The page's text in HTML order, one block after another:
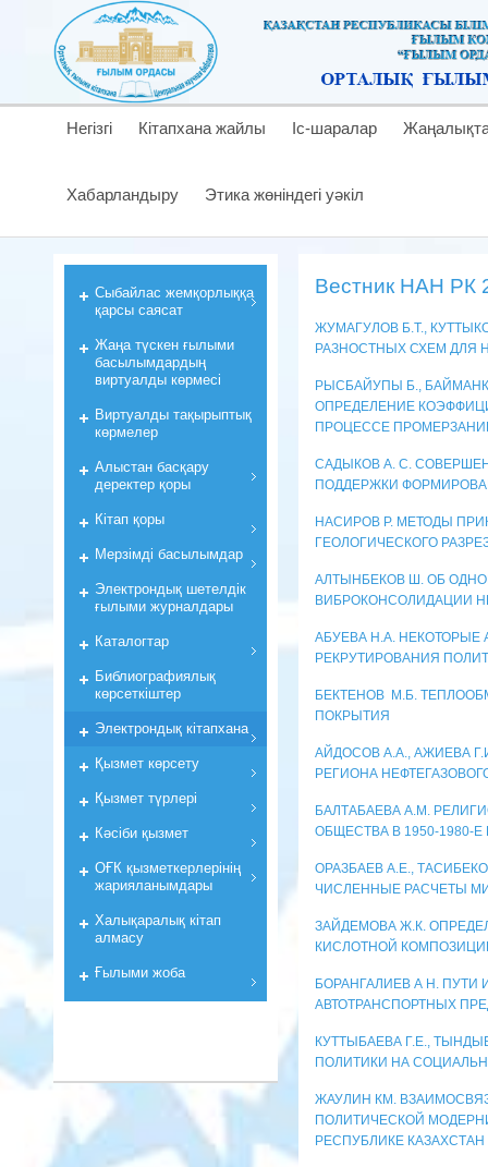
Негізгі Кітапхана жайлы Іс-шаралар
Хабарландыру Этика жөніндегі уәкіл
Вестник НАН РК
ЖУМАГУЛОВ Б.Т.,
РАЗНОСТНЫХ СХЕМ ДЛЯ
РЫСБАЙУПЫ Б.,
ОПРЕДЕЛЕНИЕ
ПРОЦЕССЕ
САДЫКОВ А. С.
ПОДДЕРЖКИ
НАСИРОВ Р. МЕТОДЫ
ГЕОЛОГИЧЕСКОГО
АЛТЫНБЕКОВ Ш. ОБ
ВИБРОКОНСОЛИДАЦИИ
АБУЕВА Н.А.
РЕКРУТИРОВАНИЯ
БЕКТЕНОВ М.Б.
ПОКРЫТИЯ
АЙДОСОВ А.А., АЖИЕВА
РЕГИОНА
БАЛТАБАЕВА А.М.
ОБЩЕСТВА В 1950-1980-Е
ОРАЗБАЕВ А.Е.,
ЧИСЛЕННЫЕ РАСЧЕТЫ
ЗАЙДЕМОВА Ж.К.
КИСЛОТНОЙ
БОРАНГАЛИЕВ А Н.
АВТОТРАНСПОРТНЫХ
КУТТЫБАЕВА Г.Е.,
ПОЛИТИКИ НА
ЖАУЛИН КМ.
ПОЛИТИЧЕСКОЙ
РЕСПУБЛИКЕ КАЗАХСТАН
Cыбайлас жемқорлыққа
қарсы саясат
Жаңа түскен ғылыми
басылымдардың
виртуалды көрмесі
Виртуалды тақырыптық
көрмелер
Алыстан басқару
деректер қоры
Кiтап қоры
Мерзiмдi басылымдар
Электрондық шетелдік
ғылыми журналдары
Каталогтар
Библиографиялық
көрсеткiштер
Электрондық кiтапхана
Қызмет көрсету
Қызмет түрлері
Кәсіби қызмет
ОҒК қызметкерлерiнiң
жарияланымдары
Халықаралық кітап
алмасу
Ғылыми жоба